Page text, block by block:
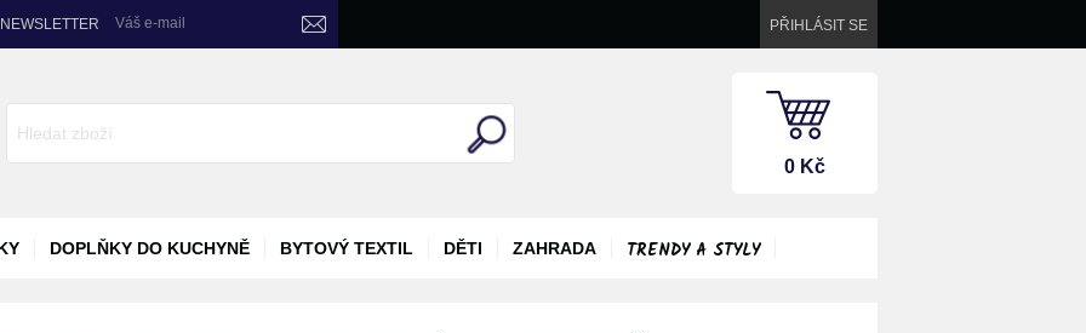
NEWSLETTER Váš e-mail PŘIHLÁSIT SE
0 Kč
DOPLŇKY DO KUCHYNĚ BYTOVÝ TEXTIL DĚTI ZAHRADA TRENDY A STYLY